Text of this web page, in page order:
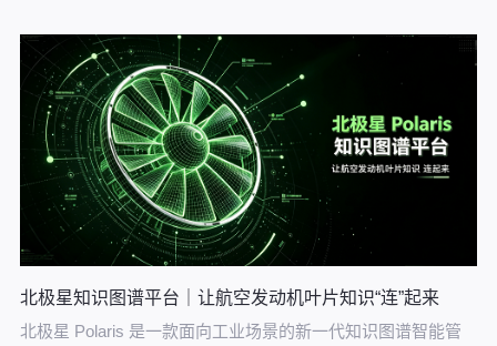
北极星知识图谱平台｜让航空发动机叶片知识“连”起来
北极星 Polaris 是一款面向工业场景的新一代知识图谱智能管